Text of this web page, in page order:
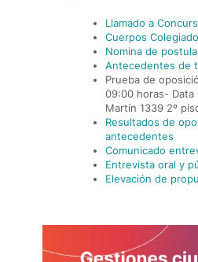
Llamado a
Cuerpos
Nomina de
Antecedentes de
Prueba de
09:00 horas- Data
Martín 1339 2º
Resultados de
antecedentes
Comunicado
Entrevista oral y
Elevación de